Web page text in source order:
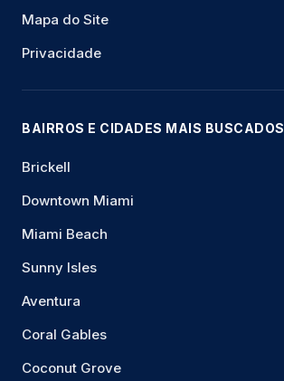
Mapa do Site
Privacidade
BAIRROS E CIDADES MAIS BUSCADOS
Brickell
Downtown Miami
Miami Beach
Sunny Isles
Aventura
Coral Gables
Coconut Grove